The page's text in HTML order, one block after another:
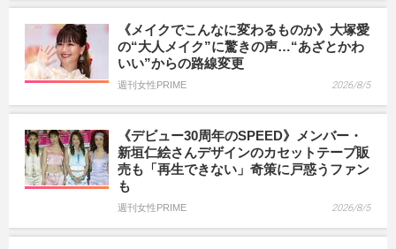
《メイクでこんなに変わるものか》大塚愛
の“大人メイク”に驚きの声…“あざとかわ
いい”からの路線変更
週刊女性PRIME 2026/8/5
《デビュー30周年のSPEED》メンバー・
新垣仁絵さんデザインのカセットテープ販
売も「再生できない」奇策に戸惑うファン
も
週刊女性PRIME 2026/8/5